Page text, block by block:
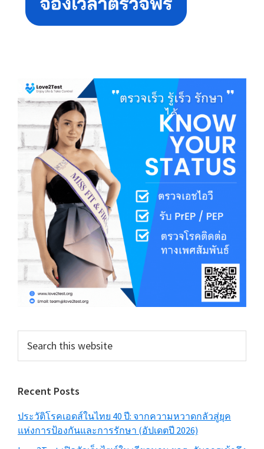
this
Recent Posts
ประวัติโรคเอดส์ในไทย 40 ปี: จากความหวาดกลัวสู่ยุค
แห่งการป้องกันและการรักษา (อัปเดตปี 2026)